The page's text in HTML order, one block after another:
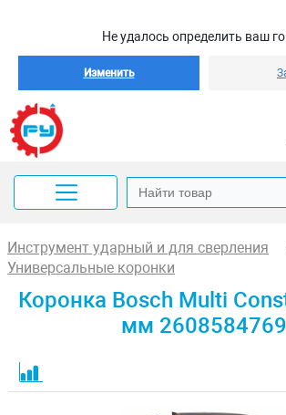
Не удалось определить ваш
Изменить
Инструмент ударный и для сверления
Универсальные коронки
Коронка Bosch Multi
мм 2608584769